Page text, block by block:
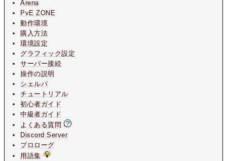
Arena
PvE ZONE
動作環境
購入方法
環境設定
グラフィック設定
サーバー接続
操作の説明
シェルパ
チュートリアル
初心者ガイド
中級者ガイド
よくある質問
Discord Server
プロローグ
用語集